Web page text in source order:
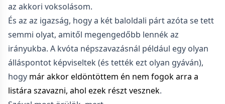
az akkori voksolásom.
És az az igazság, hogy a két baloldali párt azóta se tett
semmi olyat, amitől megengedőbb lennék az
irányukba. A kvóta népszavazásnál például egy olyan
álláspontot képviseltek (és tették ezt olyan gyáván),
hogy már akkor eldöntöttem én nem fogok arra a
listára szavazni, ahol ezek részt vesznek.